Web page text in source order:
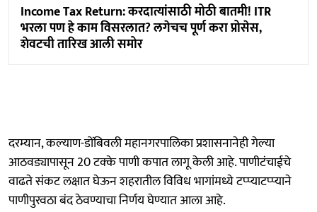
Income Tax Return: करदात्यांसाठी मोठी बातमी! ITR
भरला पण हे काम विसरलात? लगेचच पूर्ण करा प्रोसेस,
शेवटची तारिख आली समोर
दरम्यान, कल्याण-डोंबिवली महानगरपालिका प्रशासनानेही गेल्या
आठवड्यापासून 20 टक्के पाणी कपात लागू केली आहे. पाणीटंचाईचे
वाढते संकट लक्षात घेऊन शहरातील विविध भागांमध्ये टप्प्याटप्प्याने
पाणीपुरवठा बंद ठेवण्याचा निर्णय घेण्यात आला आहे.